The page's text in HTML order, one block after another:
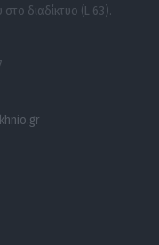
διαδίκτυο (L 63).